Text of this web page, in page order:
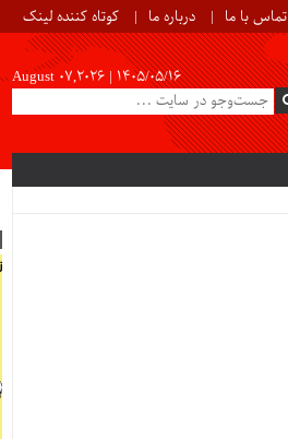
تماس با ما درباره ما کوتاه کننده لینک
August 07,2026 | ۱۴۰۵/۰۵/۱۶